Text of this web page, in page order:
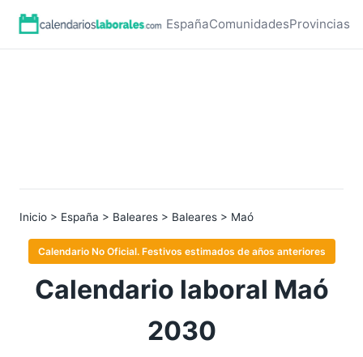
EspañaComunidadesProvincias
Inicio > España > Baleares > Baleares > Maó
Calendario No Oficial. Festivos estimados de años anteriores
Calendario laboral Maó
2030